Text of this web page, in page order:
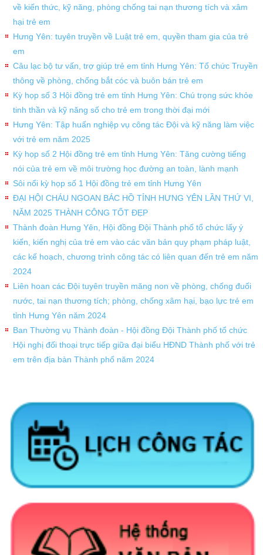
về kiến thức, kỹ năng, phòng chống tai nạn thương tích và xâm
hại trẻ em
Hưng Yên: tuyên truyền về Luật trẻ em, quyền tham gia của trẻ
em
Câu lạc bộ tư vấn, trợ giúp trẻ em tỉnh Hưng Yên: Tổ chức Truyền
thông về phòng, chống bắt cóc và buôn bán trẻ em
Kỳ họp số 3 Hội đồng trẻ em tỉnh Hưng Yên: Chú trọng sức khỏe
tinh thần và kỹ năng số cho trẻ em trong thời đại mới
Hưng Yên: Tập huấn nghiệp vụ công tác Đội và kỹ năng làm việc
với trẻ em năm 2025
Kỳ họp số 2 Hội đồng trẻ em tỉnh Hưng Yên: Tăng cường tiếng
nói của trẻ em về môi trường học đường an toàn, lành mạnh
Sôi nổi kỳ họp số 1 Hội đồng trẻ em tỉnh Hưng Yên
ĐẠI HỘI CHÁU NGOAN BÁC HỒ TỈNH HƯNG YÊN LẦN THỨ VI,
NĂM 2025 THÀNH CÔNG TỐT ĐẸP
Thành đoàn Hưng Yên, Hội đồng Đội Thành phố tổ chức lấy ý
kiến, kiến nghị của trẻ em vào các văn bản quy phạm pháp luật,
các kế hoạch, chương trình công tác có liên quan đến trẻ em năm
2024
Liên hoan các Đội tuyên truyền măng non về phòng, chống đuối
nước, tai nạn thương tích; phòng, chống xâm hại, bạo lực trẻ em
tỉnh Hưng Yên năm 2024
Ban Thường vụ Thành đoàn - Hội đồng Đội Thành phố tổ chức
Hội nghị đối thoại trực tiếp giữa đại biểu HĐND Thành phố với trẻ
em trên địa bàn Thành phố năm 2024